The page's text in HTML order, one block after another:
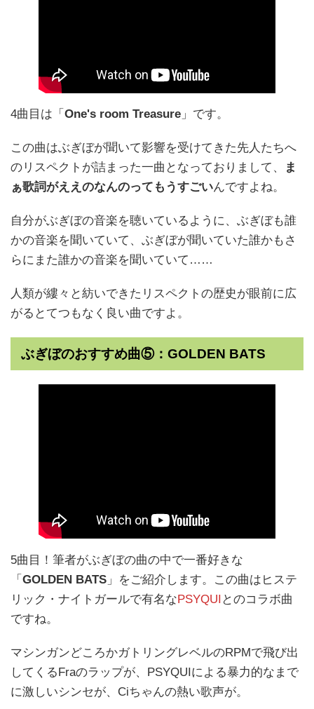
4曲目は「 One's room Treasure 」です。
この曲はぶぎぼが聞いて影響を受けてきた先人たちへ
のリスペクトが詰まった一曲となっておりまして、
ま
ぁ歌詞がええのなんのってもうすごいんですよね。
自分がぶぎぼの音楽を聴いているように、ぶぎぼも誰
かの音楽を聞いていて、ぶぎぼが聞いていた誰かもさ
らにまた誰かの音楽を聞いていて……
人類が縷々と紡いできたリスペクトの歴史が眼前に広
がるとてつもなく良い曲ですよ。
ぶぎぼのおすすめ曲⑤：GOLDEN BATS
5曲目！筆者がぶぎぼの曲の中で一番好きな
「 GOLDEN BATS 」をご紹介します。この曲はヒステ
リック・ナイトガールで有名なPSYQUI とのコラボ曲
ですね。
マシンガンどころかガトリングレベルのRPMで飛び出
してくるFraのラップが、PSYQUIによる暴力的なまで
に激しいシンセが、Ciちゃんの熱い歌声が。